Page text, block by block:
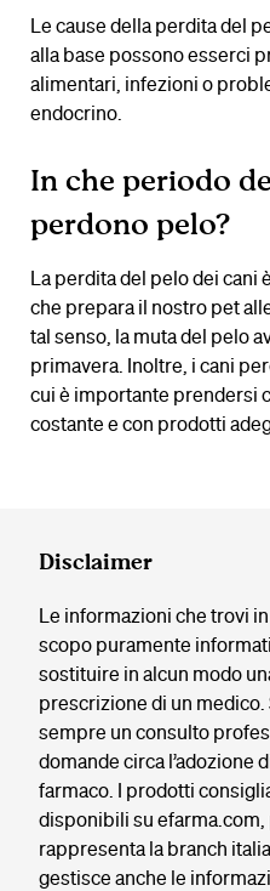
Le cause della perdita del
alla base possono esserci
alimentari, infezioni o
endocrino.
In che periodo
perdono pelo?
La perdita del pelo dei cani
che prepara il nostro pet
tal senso, la muta del pelo
primavera. Inoltre, i cani
cui è importante prendersi
costante e con prodotti
Disclaimer
Le informazioni che trovi
scopo puramente
sostituire in alcun modo
prescrizione di un medico.
sempre un consulto
domande circa l’adozione
farmaco. I prodotti
disponibili su efarma.com,
rappresenta la branch
gestisce anche le